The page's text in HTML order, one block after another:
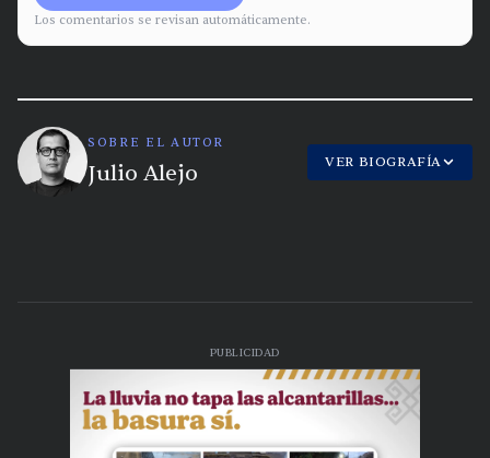
Los comentarios se revisan automáticamente.
SOBRE EL AUTOR
Julio Alejo VER BIOGRAFÍA
PUBLICIDAD